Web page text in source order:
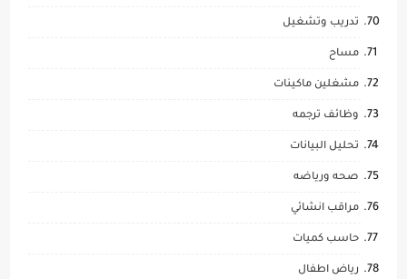
تدريب وتشغيل
مساح
مشغلين ماكينات
وظائف ترجمه
تحليل البيانات
صحه ورياضه
مراقب انشائي
حاسب كميات
رياض اطفال